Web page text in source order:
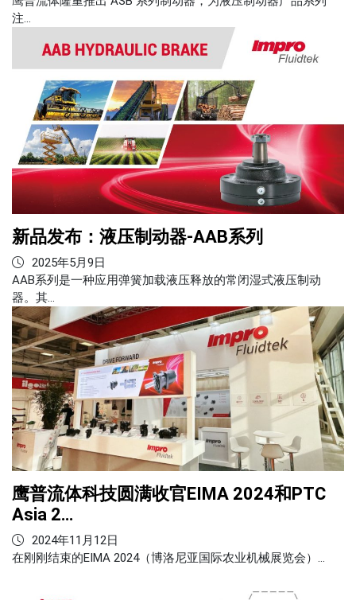
注…
新品发布：液压制动器-AAB系列
2025年5月9日
AAB系列是一种应用弹簧加载液压释放的常闭湿式液压制动
器。其…
鹰普流体科技圆满收官EIMA 2024和PTC
Asia 2…
2024年11月12日
在刚刚结束的EIMA 2024（博洛尼亚国际农业机械展览会）…